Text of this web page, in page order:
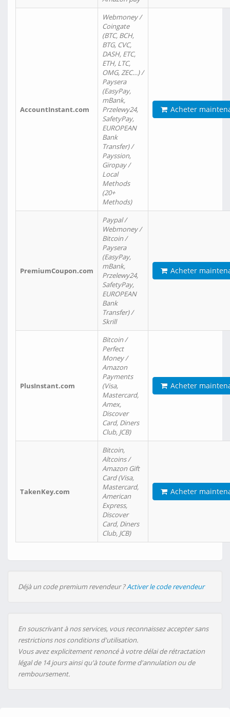
AccountInstant.com
Webmoney /
Coingate
(BTC, BCH,
BTG, CVC,
DASH, ETC,
ETH, LTC,
OMG, ZEC…) /
Paysera
(EasyPay,
mBank,
Przelewy24,
SafetyPay,
EUROPEAN
Bank
Transfer) /
Payssion,
Giropay /
Local
Methods
(20+
Methods)
Acheter
PremiumCoupon.com
Paypal /
Webmoney /
Bitcoin /
Paysera
(EasyPay,
mBank,
Przelewy24,
SafetyPay,
EUROPEAN
Bank
Transfer) /
Skrill
Acheter
PlusInstant.com
Bitcoin /
Perfect
Money /
Amazon
Payments
(Visa,
Mastercard,
Amex,
Discover
Card, Diners
Club, JCB)
Acheter
TakenKey.com
Bitcoin,
Altcoins /
Amazon Gift
Card (Visa,
Mastercard,
American
Express,
Discover
Card, Diners
Club, JCB)
Acheter
Déjà un code premium revendeur ?Activer le code revendeur
En souscrivant à nos services, vous reconnaissez accepter sans
restrictions nos conditions d'utilisation.
Vous avez explicitement renoncé à votre délai de rétractation
légal de 14 jours ainsi qu'à toute forme d'annulation ou de
remboursement.